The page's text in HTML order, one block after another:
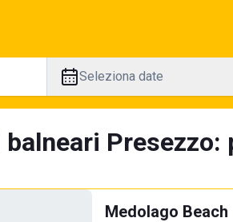
Seleziona date
Medolago Beach